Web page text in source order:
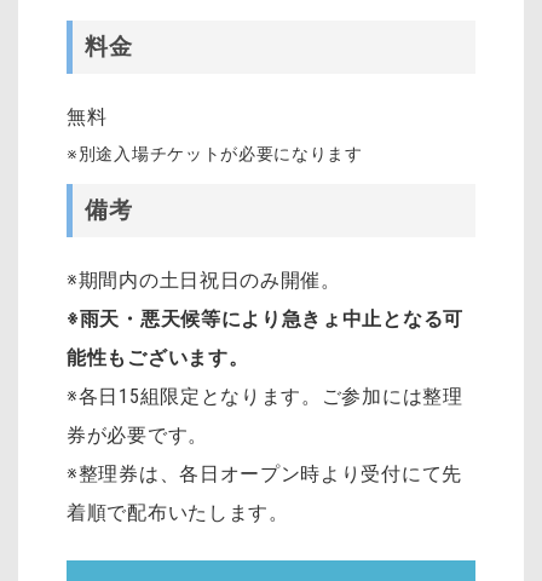
料金
無料
※別途入場チケットが必要になります
備考
※期間内の土日祝日のみ開催。
※雨天・悪天候等により急きょ中止となる可
能性もございます。
※各日15組限定となります。ご参加には整理
券が必要です。
※整理券は、各日オープン時より受付にて先
着順で配布いたします。